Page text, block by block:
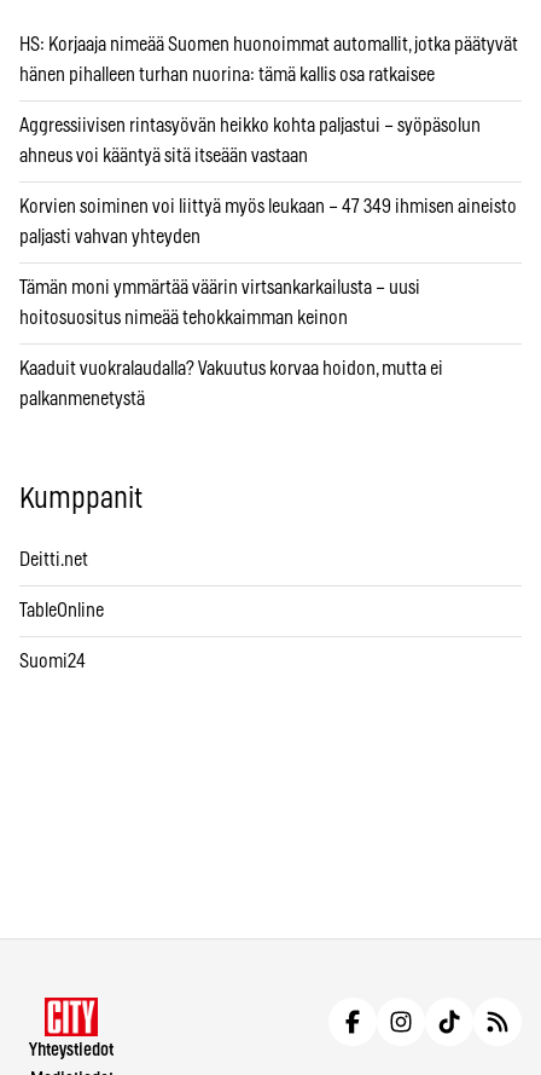
HS: Korjaaja nimeää Suomen huonoimmat automallit, jotka päätyvät
hänen pihalleen turhan nuorina: tämä kallis osa ratkaisee
Aggressiivisen rintasyövän heikko kohta paljastui – syöpäsolun
ahneus voi kääntyä sitä itseään vastaan
Korvien soiminen voi liittyä myös leukaan – 47 349 ihmisen aineisto
paljasti vahvan yhteyden
Tämän moni ymmärtää väärin virtsankarkailusta – uusi
hoitosuositus nimeää tehokkaimman keinon
Kaaduit vuokralaudalla? Vakuutus korvaa hoidon, mutta ei
palkanmenetystä
Kumppanit
Deitti.net
TableOnline
Suomi24
Yhteystiedot